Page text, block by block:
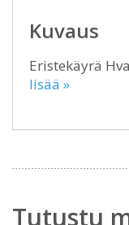
Kuvaus
Eristekäyrä
lisää »
Tutustu